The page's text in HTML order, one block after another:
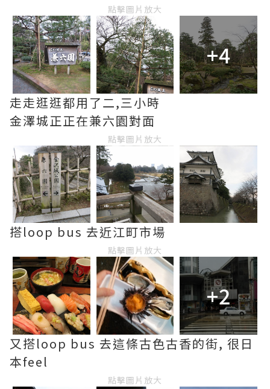
點擊圖片放大
+4
走走逛逛都用了二,三小時
金澤城正正在兼六園對面
點擊圖片放大
搭loop bus 去近江町市場
點擊圖片放大
+2
又搭loop bus 去這條古色古香的街, 很日
本feel
點擊圖片放大